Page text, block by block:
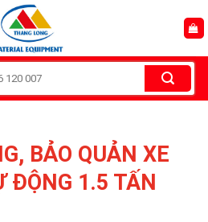
BẢO QUẢN XE
ĐỘNG 1.5 TẤN